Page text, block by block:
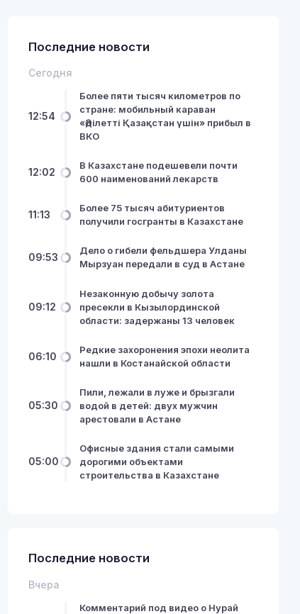
Последние новости
Сегодня
12:54
Более пяти тысяч километров по
стране: мобильный караван
«Әділетті Қазақстан үшін» прибыл в
ВКО
12:02
В Казахстане подешевели почти
600 наименований лекарств
11:13
Более 75 тысяч абитуриентов
получили госгранты в Казахстане
09:53
Дело о гибели фельдшера Улданы
Мырзуан передали в суд в Астане
09:12
Незаконную добычу золота
пресекли в Кызылординской
области: задержаны 13 человек
06:10
Редкие захоронения эпохи неолита
нашли в Костанайской области
05:30
Пили, лежали в луже и брызгали
водой в детей: двух мужчин
арестовали в Астане
05:00
Офисные здания стали самыми
дорогими объектами
строительства в Казахстане
Последние новости
Вчера
Комментарий под видео о Нурай